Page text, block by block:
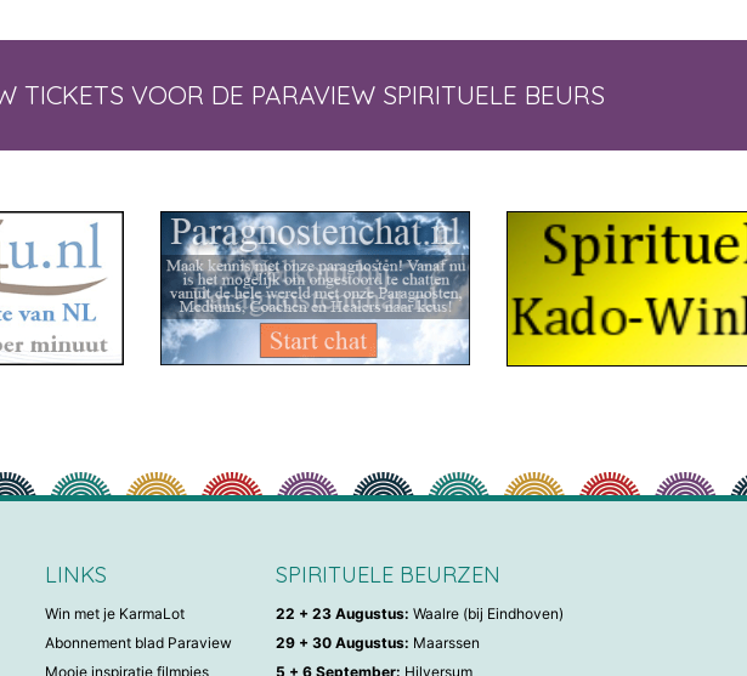
TICKETS VOOR DE PARAVIEW SPIRITUELE BEURS
LINKS
Win met je KarmaLot
Abonnement blad Paraview
Mooie inspiratie filmpjes
SPIRITUELE BEURZEN
22 + 23 Augustus: Waalre (bij Eindhoven)
29 + 30 Augustus: Maarssen
5 + 6 September: Hilversum